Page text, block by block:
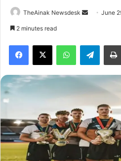
TheAinak Newsdesk
a
a
i
l
June
2 minutes read
Telegram